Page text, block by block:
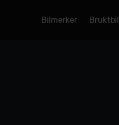
Bilmerker Bruktbil